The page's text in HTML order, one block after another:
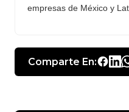
empresas de México y
Comparte En: